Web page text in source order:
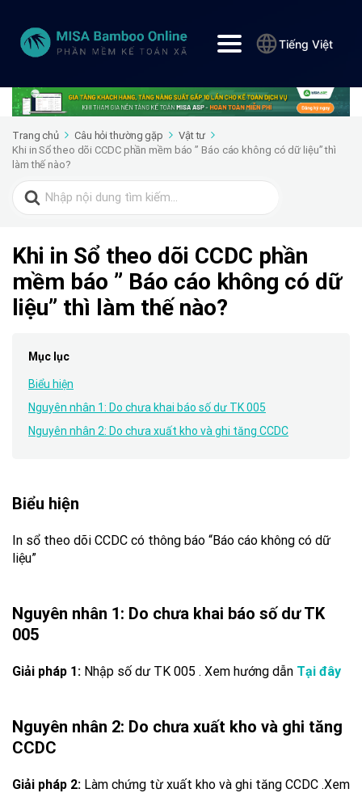
Tiếng Việt
Trang chủ Câu hỏi thường gặp
Vật tư
Khi in Sổ theo dõi CCDC phần mềm báo ” Báo cáo không có dữ liệu” thì
làm thế nào?
Search
for:
Khi in Sổ theo dõi CCDC phần
mềm báo ” Báo cáo không có dữ
liệu” thì làm thế nào?
Mục lục
Biểu hiện
Nguyên nhân 1: Do chưa khai báo số dư TK 005
Nguyên nhân 2: Do chưa xuất kho và ghi tăng CCDC
Biểu hiện
In sổ theo dõi CCDC có thông báo “Báo cáo không có dữ
liệu”
Nguyên nhân 1: Do chưa khai báo số dư TK
005
Giải pháp 1: Nhập số dư TK 005 . Xem hướng dẫn Tại đây
Nguyên nhân 2: Do chưa xuất kho và ghi tăng
CCDC
Giải pháp 2: Làm chứng từ xuất kho và ghi tăng CCDC .Xem